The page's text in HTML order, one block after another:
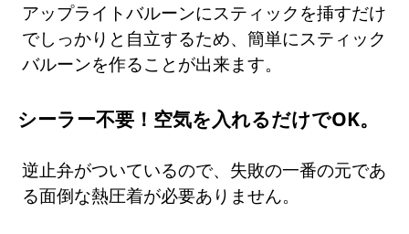
アップライトバルーンにスティックを挿すだけ
でしっかりと自立するため、簡単にスティック
バルーンを作ることが出来ます。
シーラー不要！空気を入れるだけでOK。
逆止弁がついているので、失敗の一番の元であ
る面倒な熱圧着が必要ありません。